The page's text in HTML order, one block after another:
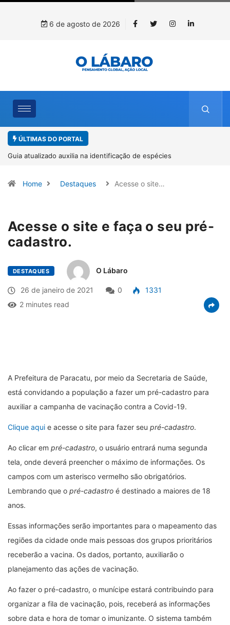
6 de agosto de 2026
ÚLTIMAS DO PORTAL
Kinross inicia rastreamento digital de 10 mil mudas usadas na
Home Destaques Acesse o site…
Acesse o site e faça o seu pré-
cadastro.
DESTAQUES O Lábaro
26 de janeiro de 2021 0
1331
2 minutes read
A Prefeitura de Paracatu, por meio da Secretaria de Saúde,
está convidando a população a fazer um pré-cadastro para
auxiliar a campanha de vacinação contra a Covid-19.
Clique aqui e acesse o site para fazer seu pré-cadastro.
Ao clicar em pré-cadastro, o usuário entrará numa segunda
tela, onde deverá preencher o máximo de informações. Os
campos com um asterisco vermelho são obrigatórios.
Lembrando que o pré-cadastro é destinado a maiores de 18
anos.
Essas informações serão importantes para o mapeamento das
regiões da cidade onde mais pessoas dos grupos prioritários
receberão a vacina. Os dados, portanto, auxiliarão o
planejamento das ações de vacinação.
Ao fazer o pré-cadastro, o munícipe estará contribuindo para
organizar a fila de vacinação, pois, receberá as informações
sobre data e hora de tomar o imunizante. O sistema também